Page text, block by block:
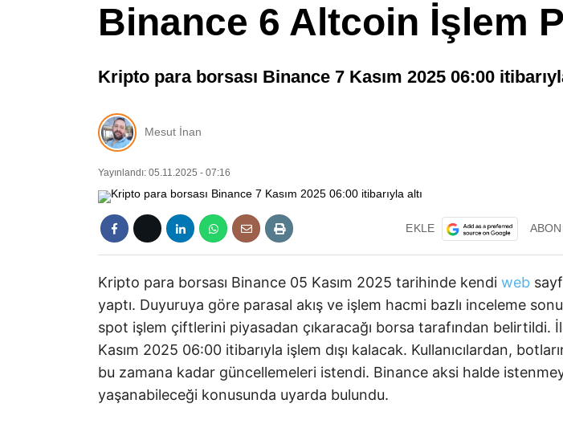
Binance 6 Altcoin İşlem
Kripto para borsası Binance 7 Kasım 2025 06:00
Mesut İnan
Yayınlandı: 05.11.2025 - 07:16
EKLE
Kripto para borsası Binance 05 Kasım 2025 tarihinde kendi web
yaptı. Duyuruya göre parasal akış ve işlem hacmi bazlı inceleme
spot işlem çiftlerini piyasadan çıkaracağı borsa tarafından belirtildi.
Kasım 2025 06:00 itibarıyla işlem dışı kalacak. Kullanıcılardan,
bu zamana kadar güncellemeleri istendi. Binance aksi halde
yaşanabileceği konusunda uyarda bulundu.